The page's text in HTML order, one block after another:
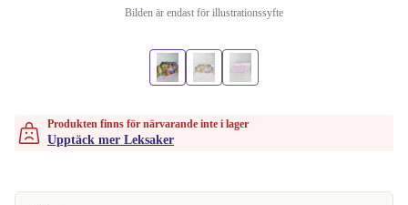
Bilden är endast för illustrationssyfte
Produkten finns för närvarande inte i lager
Upptäck mer Leksaker